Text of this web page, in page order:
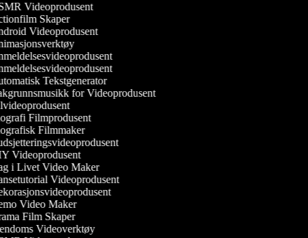
Videoprodusent
Skaper
Videoprodusent
Tekstgenerator
for Videoprodusent
Filmprodusent
Filmmaker
Videoprodusent
i Livet Video Maker
Videoprodusent
Video Maker
Film Skaper
Videoverktøy